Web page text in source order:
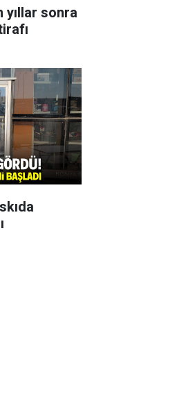
yıllar sonra